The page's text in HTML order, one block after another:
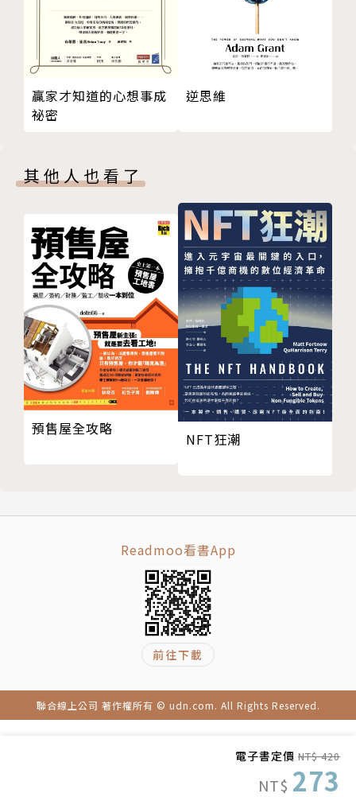
電子書定價 NT$ 420
NT$ 273
──────────────────────
帶領團隊前進，達成任務與實現目標
【 絕對責任，絕佳平衡 】
有利於團隊與使命做出艱難、關鍵的決定。更難的是，
領導者必須理解，必須成為好的跟隨著才能成為好的領
導者。這是一種二元性：領導的二元性。簡單，但不容
易，領導的力量就在於體認到領導者必須走在鋼索上，
努力平衡各種看來完全相反的特質。
【 克服挑戰，贏得勝利 】
 威林克和巴賓以他們在海豹部隊的戰鬥與訓練經驗為
例，說明從中學到的每一條深刻教訓如何運用到工作與
生活。當每一位領導者都能認知與理解這些原則，且不
斷地練習與嘗試，領導者就能展現最高效的領導，達成
團隊目標，邁向最終的勝利。
堅決果斷 ■■■■■■■□□□□□□□□ 不霸道專
積極 ■■■■■■■■□□□□□□□ 不魯莽
紀律嚴明 ■■■■■□□□□□□□□□□ 不墨守成
讓人負起責任 ■■■■■■■■□□□□□□□ 不要
做領導者 ■■■■■■■■■■■■□□□ 做跟隨者
謙遜 ■■■■■■■□□□□□□□□ 不被動
專注投入 ■■■■■■□□□□□□□□□ 客觀超然
11 謙遜，但不被動／萊夫．巴賓
12 專注投入，但也要客觀超然／萊夫．巴賓
後記
版權頁
封底
贏家才知道的心想事成
祕密
逆思維
其他人也看了
預售屋全攻略
NFT狂潮
Readmoo看書App
前往下載
聯合線上公司 著作權所有 © udn.com. All Rights Reserved.